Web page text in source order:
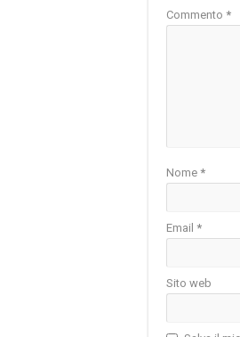
Commento *
Nome *
Email *
Sito web